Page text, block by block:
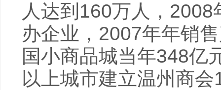
人达到160万人，
办企业，2007年年销
国小商品城当年348亿
以上城市建立温州商